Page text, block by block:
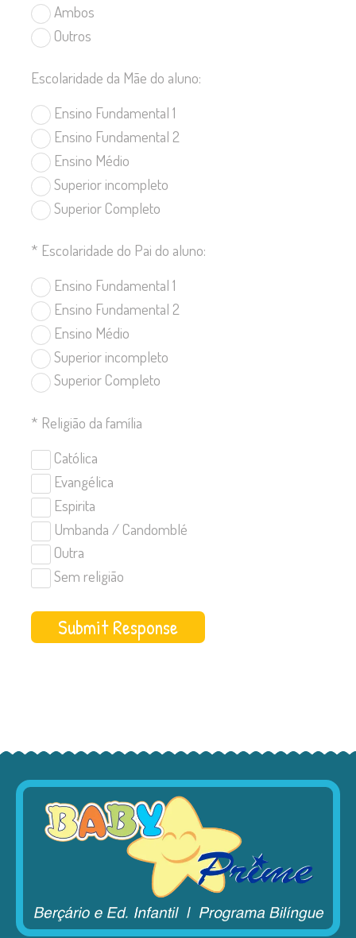
Ambos
Outros
Escolaridade da Mãe do aluno:
Ensino Fundamental 1
Ensino Fundamental 2
Ensino Médio
Superior incompleto
Superior Completo
* Escolaridade do Pai do aluno:
Ensino Fundamental 1
Ensino Fundamental 2
Ensino Médio
Superior incompleto
Superior Completo
* Religião da família
Católica
Evangélica
Espirita
Umbanda / Candomblé
Outra
Sem religião